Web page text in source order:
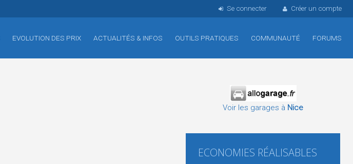
Se connecter Créer un compte
EVOLUTION DES PRIX ACTUALITÉS & INFOS OUTILS PRATIQUES COMMUNAUTÉ FORUMS
Voir les garages à Nice
ECONOMIES RÉALISABLES